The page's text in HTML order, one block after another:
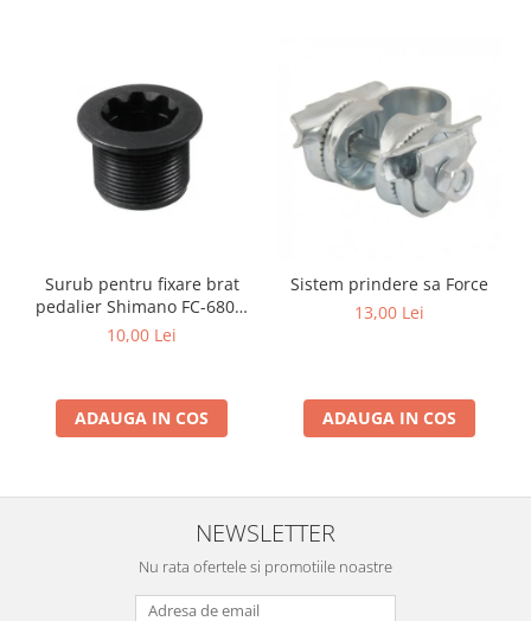
Surub pentru fixare brat
pedalier Shimano FC-6800,
M20
10,00 Lei
ADAUGA IN COS
Sistem prindere sa Force
13,00 Lei
ADAUGA IN COS
NEWSLETTER
Nu rata ofertele si promotiile noastre